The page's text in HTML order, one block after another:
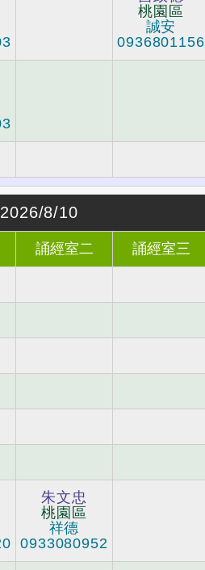
桃園區
誠安
0936801156
2026/8/10
誦經室二 誦經室三
朱文忠
桃園區
祥德
0933080952